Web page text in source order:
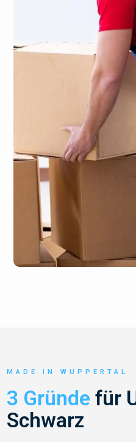
MADE IN WUPPERTAL
3 Gründe für
Schwarz